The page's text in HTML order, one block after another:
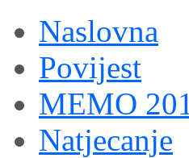
Naslovna
Povijest
MEMO
Natjecanje